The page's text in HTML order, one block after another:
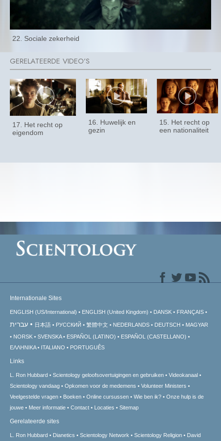
22. Sociale zekerheid
17. Het recht op
eigendom
16. Huwelijk en
gezin
15. Het recht op
een nationaliteit
Internationale Sites
ENGLISH (US/International) ENGLISH (United Kingdom) DANSK FRANÇAIS
עברית 日本語 РУССКИЙ 繁體中文 NEDERLANDS DEUTSCH
MAGYAR
NORSK
SVENSKA ESPAÑOL (LATINO)
ESPAÑOL (CASTELLANO)
ΕΛΛΗΝΙΚA
ITALIANO PORTUGUÊS
Links
L. Ron Hubbard Scientology geloofsovertuigingen en gebruiken
Videokanaal
Scientology vandaag
Opkomen voor de medemens
Volunteer Ministers
Veelgestelde vragen
Boeken Online cursussen Wie ben ik?
Onze hulp is de
jouwe
Meer informatie Contact Locaties Sitemap
Gerelateerde sites
L. Ron Hubbard Dianetics Scientology Network Scientology Religion David